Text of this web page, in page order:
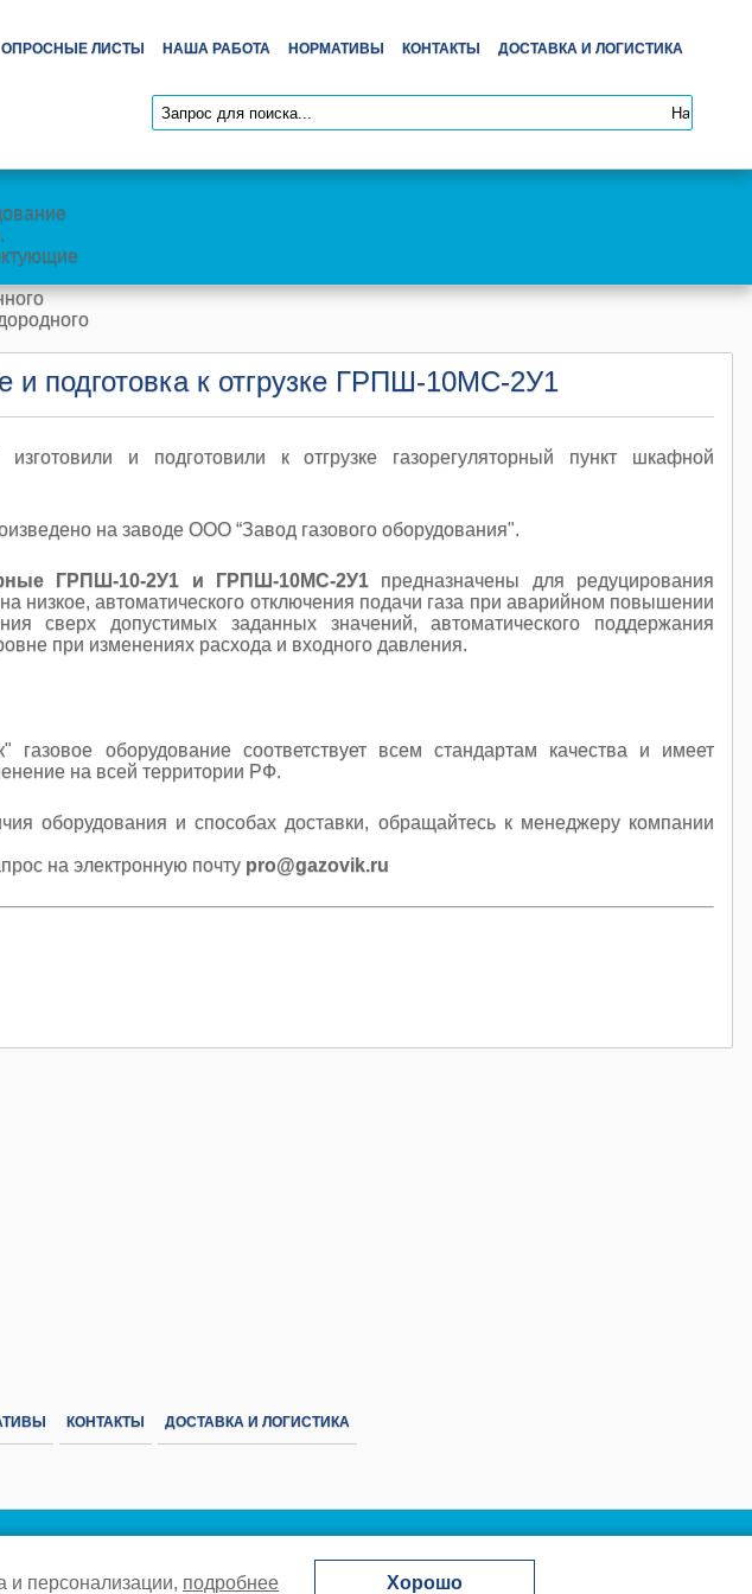
ДОСТАВКА И ЛОГИСТИКА
КОНТАКТЫ
НОРМАТИВЫ
НАША РАБОТА
ОПРОСНЫЕ ЛИСТЫ
и подготовка к отгрузке ГРПШ-10МС-2У1
и подготовили к отгрузке газорегуляторный пункт шкафной
на заводе ООО “Завод газового оборудования".
ГРПШ-10-2У1 и ГРПШ-10МС-2У1 предназначены для редуцирования
низкое, автоматического отключения подачи газа при аварийном повышении
сверх допустимых заданных значений, автоматического поддержания
при изменениях расхода и входного давления.
газовое оборудование соответствует всем стандартам качества и имеет
на всей территории РФ.
оборудования и способах доставки, обращайтесь к менеджеру компании
на электронную почту pro@gazovik.ru
КОНТАКТЫ ДОСТАВКА И ЛОГИСТИКА
и персонализации, подробнее Хорошо